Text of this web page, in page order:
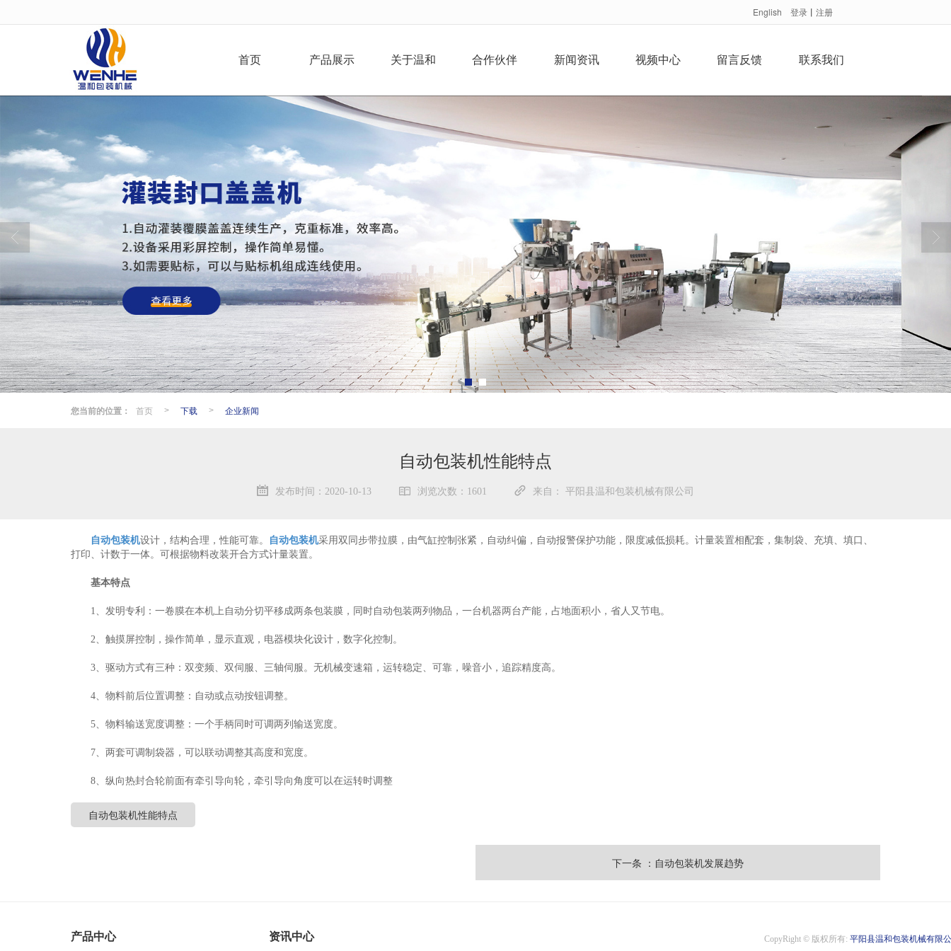
English 登录 丨 注册
首页 产品展示 关于温和 合作伙伴 新闻资讯 视频中心 留言反馈 联系我们
您当前的位置： 首页 > 下载 > 企业新闻
自动包装机性能特点
发布时间：2020-10-13 浏览次数：1601 来自： 平阳县温和包装机械有限公司
自动包装机设计，结构合理，性能可靠。 自动包装机采用双同步带拉膜，由气缸控制张紧，自动纠偏，自动报警保护功能，限度减低损耗。计量装置相配套，集制袋、充填、填口、
打印、计数于一体。可根据物料改装开合方式计量装置。
基本特点
1、发明专利：一卷膜在本机上自动分切平移成两条包装膜，同时自动包装两列物品，一台机器两台产能，占地面积小，省人又节电。
2、触摸屏控制，操作简单，显示直观，电器模块化设计，数字化控制。
3、驱动方式有三种：双变频、双伺服、三轴伺服。无机械变速箱，运转稳定、可靠，噪音小，追踪精度高。
4、物料前后位置调整：自动或点动按钮调整。
5、物料输送宽度调整：一个手柄同时可调两列输送宽度。
7、两套可调制袋器，可以联动调整其高度和宽度。
8、纵向热封合轮前面有牵引导向轮，牵引导向角度可以在运转时调整
自动包装机性能特点
下一条 ：自动包装机发展趋势
产品中心 资讯中心 CopyRight © 版权所有: 平阳县温和包装机械有限